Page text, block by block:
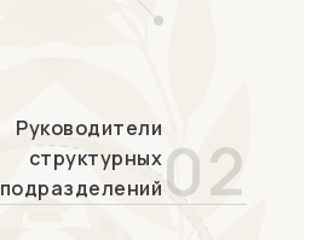
Руководители
структурных
подразделений02